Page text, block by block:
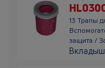
13 Трапы
защита /